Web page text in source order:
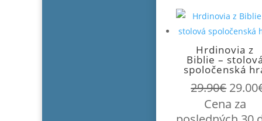
Hrdinovia z
Biblie – stolová
spoločenská
29.90€
cena
bola:
29.00
Cena za